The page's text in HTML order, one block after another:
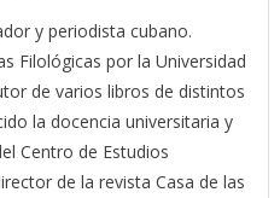
y periodista cubano.
Filológicas por la Universidad
de varios libros de distintos
la docencia universitaria y
Centro de Estudios
de la revista Casa de las